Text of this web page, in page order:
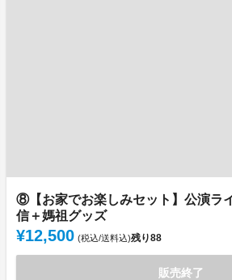
⑧【お家でお楽しみセット】公演ラ
信＋媽祖グッズ
¥12,500 (税込/送料込)残り88
販売終了